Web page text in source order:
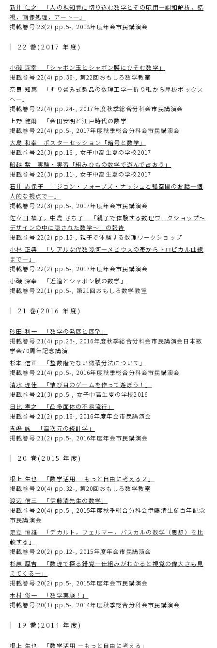
新井 仁之 「人の視知覚に切り込む数学とその応用―調和解析，錯
視，画像処理，アート―」
掲載巻号:23(2) pp.5-, 2018年度年会市民講演会
22 巻(2017 年度)
小磯 深幸 「シャボン玉とシャボン膜にひそむ数学」
掲載巻号:22(4) pp.36-, 第22回おもしろ数学教室
奈良 知惠 「折り畳み式製品の数理工学―折り紙から厚板ボックス
へ―」
掲載巻号:22(4) pp.24-, 2017年度秋季総合分科会市民講演会
上野 健爾 「会田安明と江戸時代の数学
掲載巻号:22(4) pp.5-, 2017年度秋季総合分科会市民講演会
大島 和幸 ポスターセッション「暗号と数学」
掲載巻号:22(3) pp.16-, 女子中高生夏の学校2017
船越 紫 実験・実習「組みひもの数学で遊んで占おう」
掲載巻号:22(3) pp.11-, 女子中高生夏の学校2017
石井 志保子 「ジョン・フォーブズ・ナッシュと弧空間のお話―個
人的な視点で―」
掲載巻号:22(3) pp.5-, 2017年度年会市民講演会
佐々田 槙子，中島 さち子 「親子で体験する数理ワークショップ～
デザインの中に隠された数学～」の報告
掲載巻号:22(2) pp.15-, 親子で体験する数理ワークショップ
小林 正典 「リアルな代数幾何―メビウスの帯からトロピカル曲線
まで―」
掲載巻号:22(2) pp.5-, 2017年度年会市民講演会
小磯 深幸 「近道とシャボン膜の数学」
掲載巻号:22(1) pp.5-, 第21回おもしろ数学教室
21 巻(2016 年度)
砂田 利一 「数学の発展と展望」
掲載巻号:21(4) pp.23-, 2016年度秋季総合分科会市民講演会日本数
学会70周年記念講演
杉本 信正 「整数階でない微積分法について」
掲載巻号:21(4) pp.5-, 2016年度秋季総合分科会市民講演会
清水 理佳 「結び目のゲームを作って遊ぼう！」
掲載巻号:21(3) pp.5-, 女子中高生夏の学校2016
日比 孝之 「凸多面体の不易流行」
掲載巻号:21(2) pp.16-, 2016年度年会市民講演会
青嶋 誠 「高次元の統計学」
掲載巻号:21(2) pp.5-, 2016年度年会市民講演会
20 巻(2015 年度)
根上 生也 「数学活用 ―もっと自由に考える２」
掲載巻号:20(4) pp.32-, 第20回おもしろ数学教室
渡辺 信三 「伊藤清先生の数学」
掲載巻号:20(4) pp.5-, 2015年度秋季総合分科会伊藤清生誕百年記念
市民講演会
足立 恒雄 「デカルト，フェルマー，パスカルの数学（思想）を比
較する」
掲載巻号:20(2) pp.12-, 2015年度年会市民講演会
杉原 厚吉 「数理で探る錯覚―仕組みがわかると視覚の偉大さも見
えてくる―」
掲載巻号:20(2) pp.5-, 2015年度年会市民講演会
木村 俊一 「数学実験！」
掲載巻号:20(1) pp.5-, 2014年度秋季総合分科会市民講演会
19 巻(2014 年度)
根上 生也 「数学活用 －もっと自由に考える」